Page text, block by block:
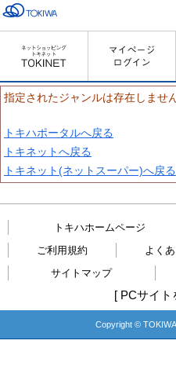
指定されたジャンルは存在しません
トキハポータルへ戻る
トキネットへ戻る
トキネット(ネットスーパー)へ戻る
トキハホームページ
ご利用規約
よく
サイトマップ
[ PCサイト
Copyright ©